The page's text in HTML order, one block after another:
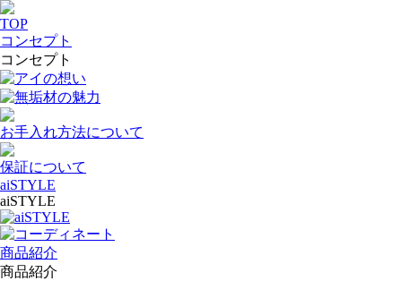
TOP
コンセプト
コンセプト
アイの想い
無垢材の魅力
お手入れ方法について
保証について
aiSTYLE
aiSTYLE
aiSTYLE
コーディネート
商品紹介
商品紹介